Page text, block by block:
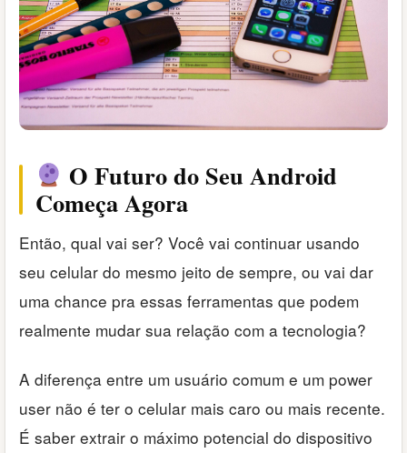
O Futuro do Seu Android
Começa Agora
Então, qual vai ser? Você vai continuar usando
seu celular do mesmo jeito de sempre, ou vai dar
uma chance pra essas ferramentas que podem
realmente mudar sua relação com a tecnologia?
A diferença entre um usuário comum e um power
user não é ter o celular mais caro ou mais recente.
É saber extrair o máximo potencial do dispositivo